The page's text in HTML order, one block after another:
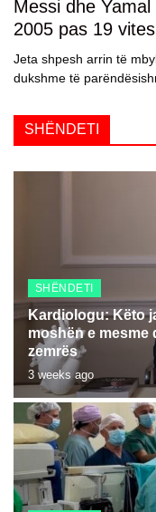
Messi dhe
2005 pas 19
Jeta shpesh arrin të
dukshme të
SHËNDETI
SHËNDETI
Kardiologu: Këto
moshën e mesme
zemrës
3 weeks ago